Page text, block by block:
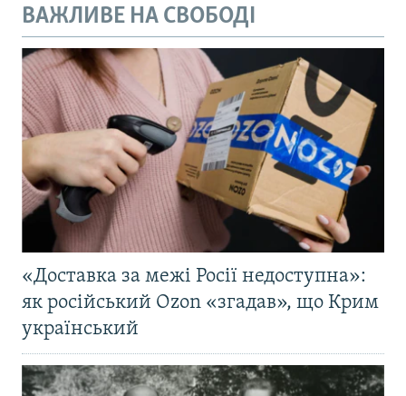
ВАЖЛИВЕ НА СВОБОДІ
«Доставка за межі Росії недоступна»:
як російський Ozon «згадав», що Крим
український